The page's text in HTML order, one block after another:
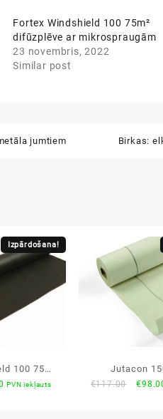
Fortex Windshield 100 75m²
difūzplēve ar mikrospraugām
23 novembris, 2022
Similar post
jumtiem Birkas:
Izpārdošana!
100 75m²
ar
Current
PVN iekļauts
Jutacon
€117.00 €